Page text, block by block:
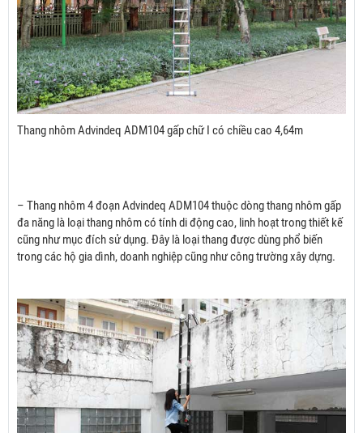
Thang nhôm Advindeq ADM104 gấp chữ I có chiều cao 4,64m
– Thang nhôm 4 đoạn Advindeq ADM104 thuộc dòng thang nhôm gấp
đa năng là loại thang nhôm có tính di động cao, linh hoạt trong thiết kế
cũng như mục đích sử dụng. Đây là loại thang được dùng phổ biến
trong các hộ gia dình, doanh nghiệp cũng như công trường xây dựng.